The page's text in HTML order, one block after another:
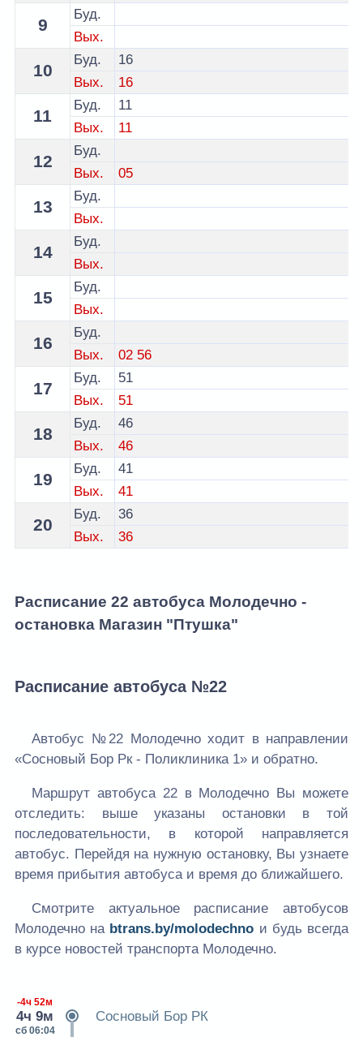
9
Буд.
Вых.
10
Буд.
16
Вых.
16
11
Буд.
11
Вых.
11
12
Буд.
Вых.
05
13
Буд.
Вых.
14
Буд.
Вых.
15
Буд.
Вых.
16
Буд.
Вых.
02 56
17
Буд.
51
Вых.
51
18
Буд.
46
Вых.
46
19
Буд.
41
Вых.
41
20
Буд.
36
Вых.
36
Расписание 22 автобуса Молодечно -
остановка Магазин "Птушка"
Расписание автобуса №22
Автобус №22 Молодечно ходит в направлении
«Сосновый Бор Рк - Поликлиника 1» и обратно.
Маршрут автобуса 22 в Молодечно Вы можете
отследить: выше указаны остановки в той
последовательности, в которой направляется
автобус. Перейдя на нужную остановку, Вы узнаете
время прибытия автобуса и время до ближайшего.
Смотрите актуальное расписание автобусов
Молодечно на btrans.by/molodechno и будь всегда
в курсе новостей транспорта Молодечно.
-4ч 52м
4ч 9м
сб 06:04
Сосновый Бор РК